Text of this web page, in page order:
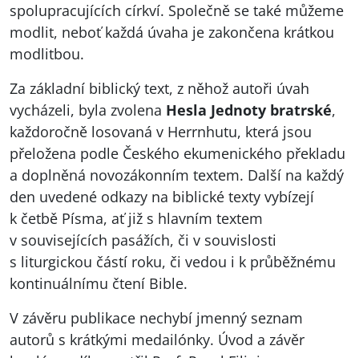
spolupracujících církví. Společně se také můžeme
modlit, neboť každá úvaha je zakončena krátkou
modlitbou.
Za základní biblický text, z něhož autoři úvah
vycházeli, byla zvolena Hesla Jednoty bratrské,
každoročně losovaná v Herrnhutu, která jsou
přeložena podle Českého ekumenického překladu
a doplněná novozákonním textem. Další na každý
den uvedené odkazy na biblické texty vybízejí
k četbě Písma, ať již s hlavním textem
v souvisejících pasážích, či v souvislosti
s liturgickou částí roku, či vedou i k průběžnému
kontinuálnímu čtení Bible.
V závěru publikace nechybí jmenný seznam
autorů s krátkými medailónky. Úvod a závěr